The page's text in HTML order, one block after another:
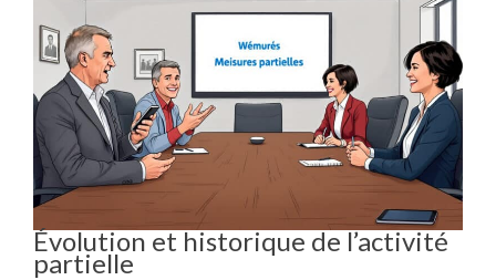
Évolution et historique de l’activité
partielle